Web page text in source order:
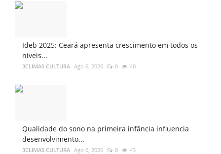
Ideb 2025: Ceará apresenta crescimento em todos os
níveis...
3CLIMAS CULTURA Ago 6, 2026 0 40
Qualidade do sono na primeira infância influencia
desenvolvimento...
3CLIMAS CULTURA Ago 6, 2026 0 43